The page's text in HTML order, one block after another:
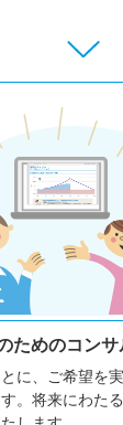
ためのコン
に、ご希望を
。将来にわた